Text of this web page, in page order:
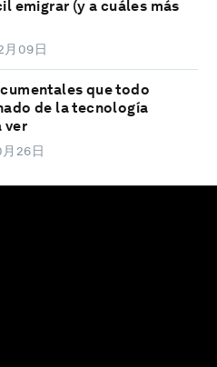
emigrar (y a cuáles más
月09日
que todo
de la tecnología
ver
月26日